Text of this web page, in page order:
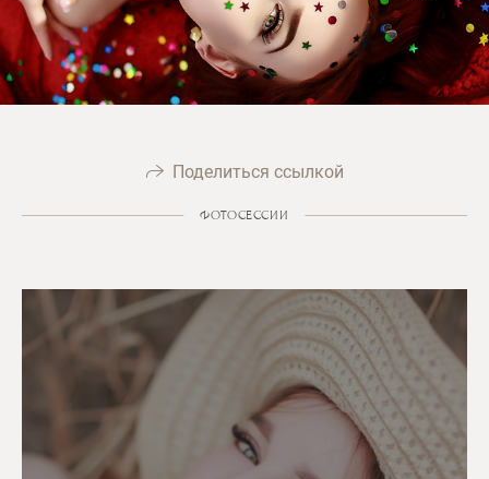
Поделиться ссылкой
ФОТОСЕССИИ